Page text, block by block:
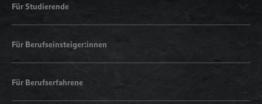
Für Studierende
Für Berufseinsteiger:innen
Für Berufserfahrene